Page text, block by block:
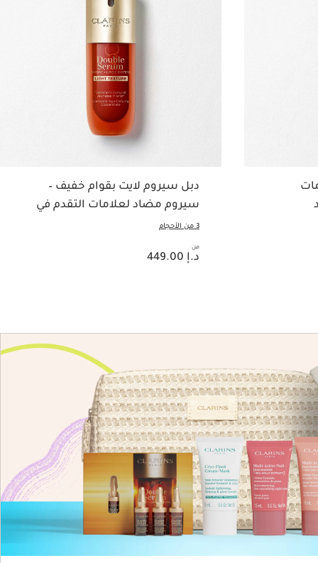
دبل سيروم لايت بقوام خفيف –
سيروم مضاد لعلامات التقدم في
السن
3 من الأحجام
من
السعر الحالي هو د.إ 449.00
د.إ 449.00